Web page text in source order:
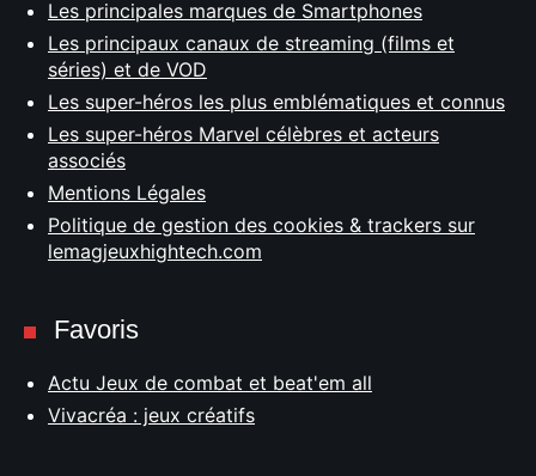
Les principales marques de Smartphones
Les principaux canaux de streaming (films et
séries) et de VOD
Les super-héros les plus emblématiques et connus
Les super-héros Marvel célèbres et acteurs
associés
Mentions Légales
Politique de gestion des cookies & trackers sur
lemagjeuxhightech.com
Favoris
Actu Jeux de combat et beat'em all
Vivacréa : jeux créatifs